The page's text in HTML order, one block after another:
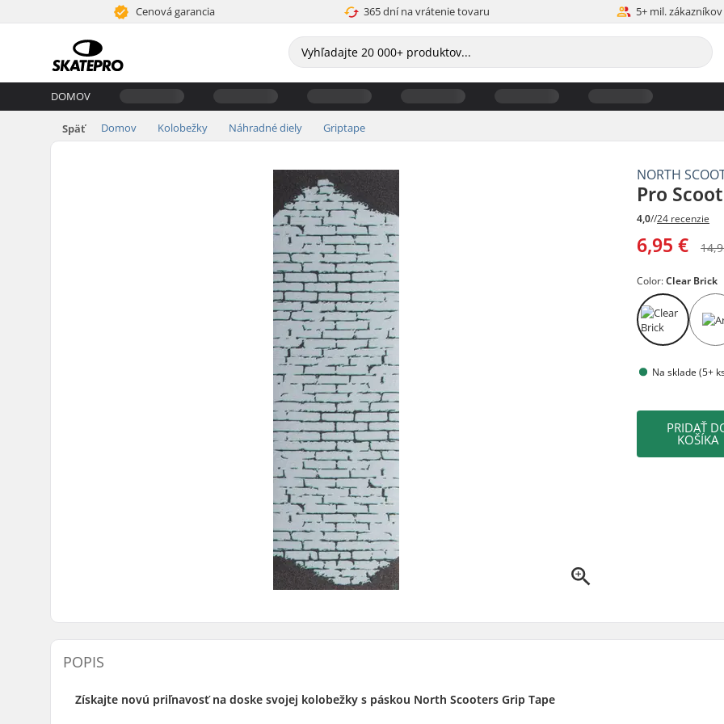
Cenová garancia 365 dní na vrátenie tovaru 5+ mil. zákazníkov
DOMOV
Späť Domov Kolobežky Náhradné diely Griptape
NORTH
Pro
4,0//24 recenzie
6,95 €
Color:Clear Brick
Na sklade (5+
PRIDAŤ
KOŠÍKA
POPIS
Získajte novú priľnavosť na doske svojej kolobežky s páskou North Scooters Grip Tape